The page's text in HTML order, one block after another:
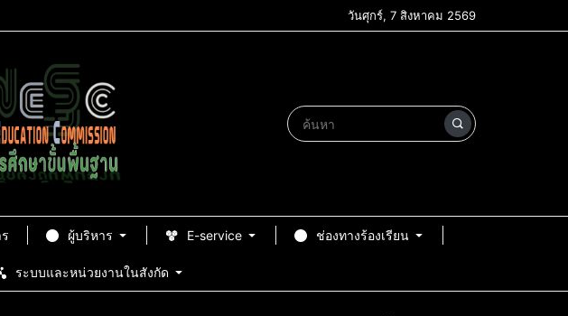
วันศุกร์, 7 สิงหาคม 2569
ผู้บริหาร E-service ช่องทางร้องเรียน
ระบบและหน่วยงานในสังกัด